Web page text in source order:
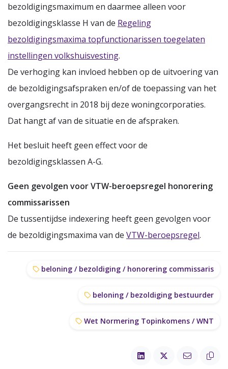
bezoldigingsmaximum en daarmee alleen voor
bezoldigingsklasse H van de Regeling
bezoldigingsmaxima topfunctionarissen toegelaten
instellingen volkshuisvesting.
De verhoging kan invloed hebben op de uitvoering van
de bezoldigingsafspraken en/of de toepassing van het
overgangsrecht in 2018 bij deze woningcorporaties.
Dat hangt af van de situatie en de afspraken.
Het besluit heeft geen effect voor de
bezoldigingsklassen A-G.
Geen gevolgen voor VTW-beroepsregel honorering
commissarissen
De tussentijdse indexering heeft geen gevolgen voor
de bezoldigingsmaxima van de VTW-beroepsregel.
beloning / bezoldiging / honorering commissaris
beloning / bezoldiging bestuurder
Wet Normering Topinkomens / WNT